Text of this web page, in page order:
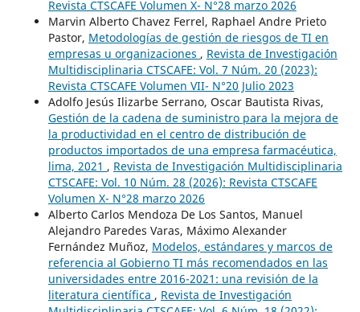
Revista CTSCAFE Volumen X- N°28 marzo 2026
Marvin Alberto Chavez Ferrel, Raphael Andre Prieto
Pastor, Metodologías de gestión de riesgos de TI en
empresas u organizaciones , Revista de Investigación
Multidisciplinaria CTSCAFE: Vol. 7 Núm. 20 (2023):
Revista CTSCAFE Volumen VII- N°20 Julio 2023
Adolfo Jesús Ilizarbe Serrano, Oscar Bautista Rivas,
Gestión de la cadena de suministro para la mejora de
la productividad en el centro de distribución de
productos importados de una empresa farmacéutica,
lima, 2021 , Revista de Investigación Multidisciplinaria
CTSCAFE: Vol. 10 Núm. 28 (2026): Revista CTSCAFE
Volumen X- N°28 marzo 2026
Alberto Carlos Mendoza De Los Santos, Manuel
Alejandro Paredes Varas, Máximo Alexander
Fernández Muñoz, Modelos, estándares y marcos de
referencia al Gobierno TI más recomendados en las
universidades entre 2016-2021: una revisión de la
literatura científica , Revista de Investigación